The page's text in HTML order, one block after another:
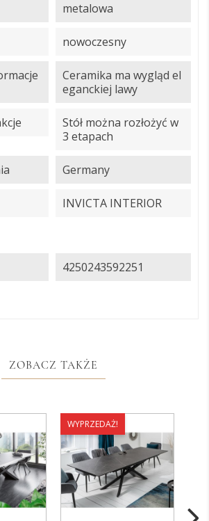
metalowa
nowoczesny
Ceramika ma wygląd el
eganckiej lawy
Stół można rozłożyć w
3 etapach
Germany
INVICTA INTERIOR
4250243592251
ZOBACZ TAKŻE
WYPRZEDAŻ!